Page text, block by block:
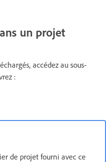
un projet
accédez au sous-
:
de projet fourni avec ce